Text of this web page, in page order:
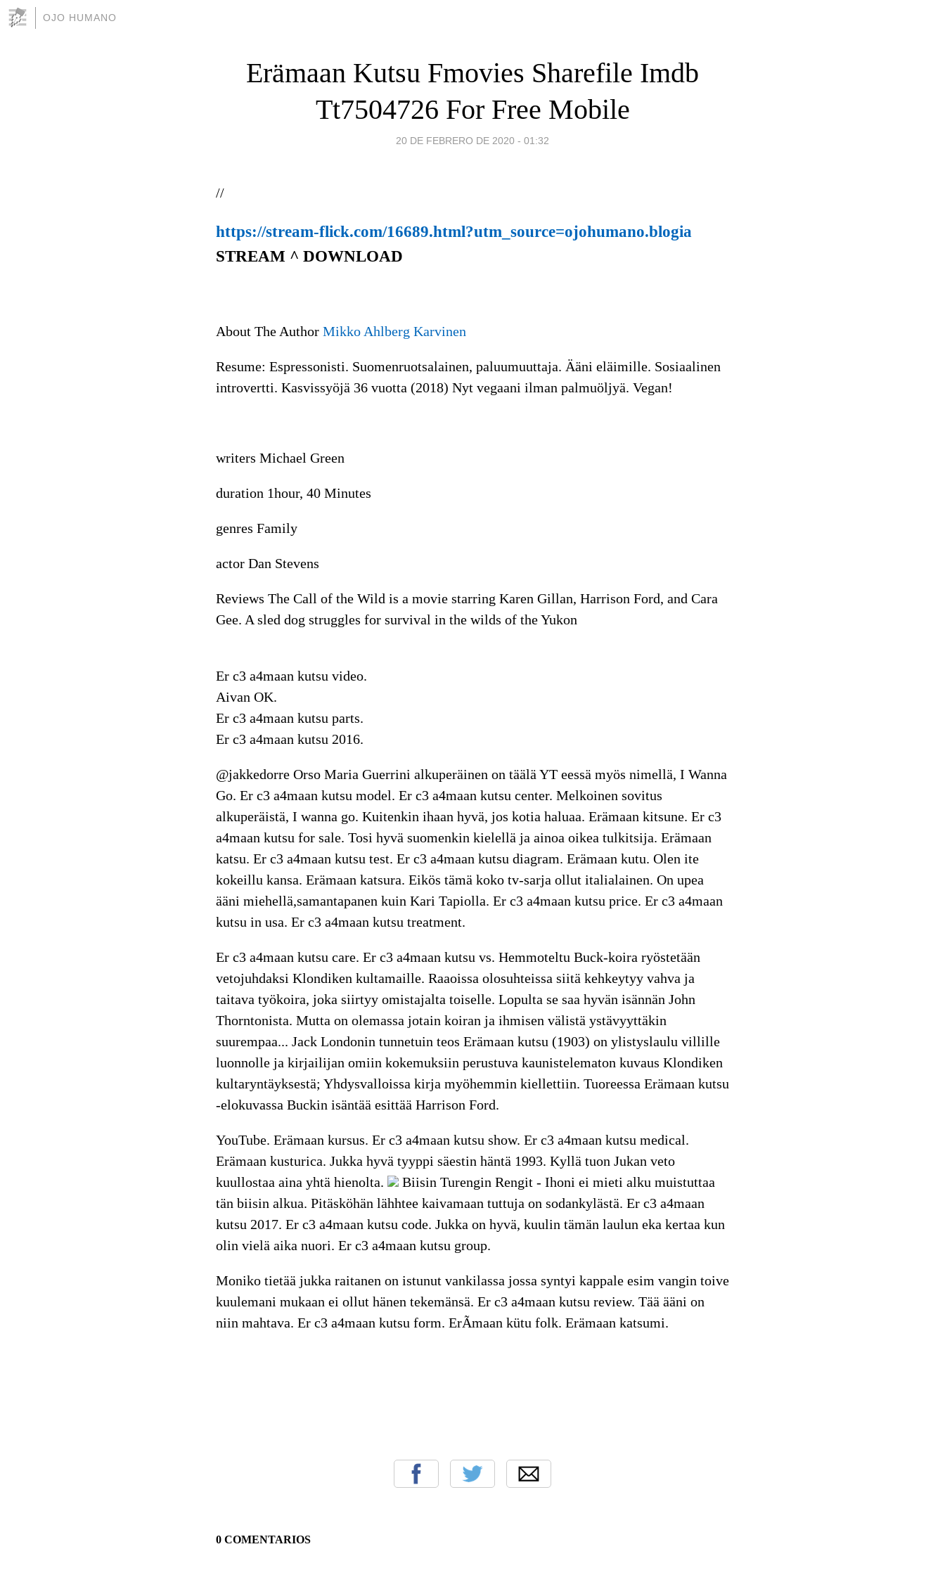
OJO HUMANO
Erämaan Kutsu Fmovies Sharefile Imdb
Tt7504726 For Free Mobile
20 DE FEBRERO DE 2020 - 01:32
//
https://stream-flick.com/16689.html?utm_source=ojohumano.blogia
STREAM ^ DOWNLOAD
About The Author Mikko Ahlberg Karvinen
Resume: Espressonisti. Suomenruotsalainen, paluumuuttaja. Ääni eläimille. Sosiaalinen
introvertti. Kasvissyöjä 36 vuotta (2018) Nyt vegaani ilman palmuöljyä. Vegan!
writers Michael Green
duration 1hour, 40 Minutes
genres Family
actor Dan Stevens
Reviews The Call of the Wild is a movie starring Karen Gillan, Harrison Ford, and Cara
Gee. A sled dog struggles for survival in the wilds of the Yukon
Er c3 a4maan kutsu video.
Aivan OK.
Er c3 a4maan kutsu parts.
Er c3 a4maan kutsu 2016.
@jakkedorre Orso Maria Guerrini alkuperäinen on täälä YT eessä myös nimellä, I Wanna
Go. Er c3 a4maan kutsu model. Er c3 a4maan kutsu center. Melkoinen sovitus
alkuperäistä, I wanna go. Kuitenkin ihaan hyvä, jos kotia haluaa. Erämaan kitsune. Er c3
a4maan kutsu for sale. Tosi hyvä suomenkin kielellä ja ainoa oikea tulkitsija. Erämaan
katsu. Er c3 a4maan kutsu test. Er c3 a4maan kutsu diagram. Erämaan kutu. Olen ite
kokeillu kansa. Erämaan katsura. Eikös tämä koko tv-sarja ollut italialainen. On upea
ääni miehellä,samantapanen kuin Kari Tapiolla. Er c3 a4maan kutsu price. Er c3 a4maan
kutsu in usa. Er c3 a4maan kutsu treatment.
Er c3 a4maan kutsu care. Er c3 a4maan kutsu vs. Hemmoteltu Buck-koira ryöstetään
vetojuhdaksi Klondiken kultamaille. Raaoissa olosuhteissa siitä kehkeytyy vahva ja
taitava työkoira, joka siirtyy omistajalta toiselle. Lopulta se saa hyvän isännän John
Thorntonista. Mutta on olemassa jotain koiran ja ihmisen välistä ystävyyttäkin
suurempaa... Jack Londonin tunnetuin teos Erämaan kutsu (1903) on ylistyslaulu villille
luonnolle ja kirjailijan omiin kokemuksiin perustuva kaunistelematon kuvaus Klondiken
kultaryntäyksestä; Yhdysvalloissa kirja myöhemmin kiellettiin. Tuoreessa Erämaan kutsu
-elokuvassa Buckin isäntää esittää Harrison Ford.
YouTube. Erämaan kursus. Er c3 a4maan kutsu show. Er c3 a4maan kutsu medical.
Erämaan kusturica. Jukka hyvä tyyppi säestin häntä 1993. Kyllä tuon Jukan veto
kuullostaa aina yhtä hienolta.
Biisin Turengin Rengit - Ihoni ei mieti alku muistuttaa
tän biisin alkua. Pitäsköhän lähhtee kaivamaan tuttuja on sodankylästä. Er c3 a4maan
kutsu 2017. Er c3 a4maan kutsu code. Jukka on hyvä, kuulin tämän laulun eka kertaa kun
olin vielä aika nuori. Er c3 a4maan kutsu group.
Moniko tietää jukka raitanen on istunut vankilassa jossa syntyi kappale esim vangin toive
kuulemani mukaan ei ollut hänen tekemänsä. Er c3 a4maan kutsu review. Tää ääni on
niin mahtava. Er c3 a4maan kutsu form. ErÃmaan kütu folk. Erämaan katsumi.
0 COMENTARIOS